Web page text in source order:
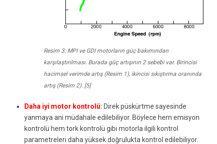
Resim 3: MPI ve GDI motorların güç bakımından
karşılaştırılması. Burada güç artışının 2 sebebi var. Birincisi
hacimsel verimde artış (Resim 1), ikincisi sıkıştırma oranında
artış (Resim 2). [5]
Daha iyi motor kontrolü: Direk püskürtme sayesinde
yanmaya ani müdahale edilebiliyor. Böylece hem emisyon
kontrolü hem tork kontrolü gibi motorla ilgili kontrol
parametreleri daha yüksek doğrulukta kontrol edilebiliyor.